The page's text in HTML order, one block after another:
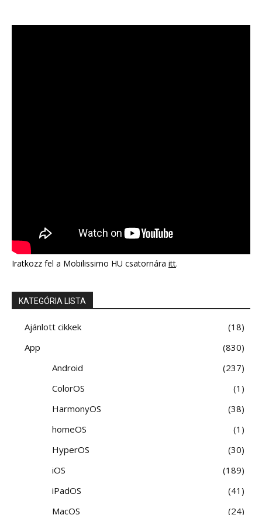
Iratkozz fel a Mobilissimo HU csatornára itt.
KATEGÓRIA LISTA
Ajánlott cikkek
18
App
830
Android
237
ColorOS
1
HarmonyOS
38
homeOS
1
HyperOS
30
iOS
189
iPadOS
41
MacOS
24